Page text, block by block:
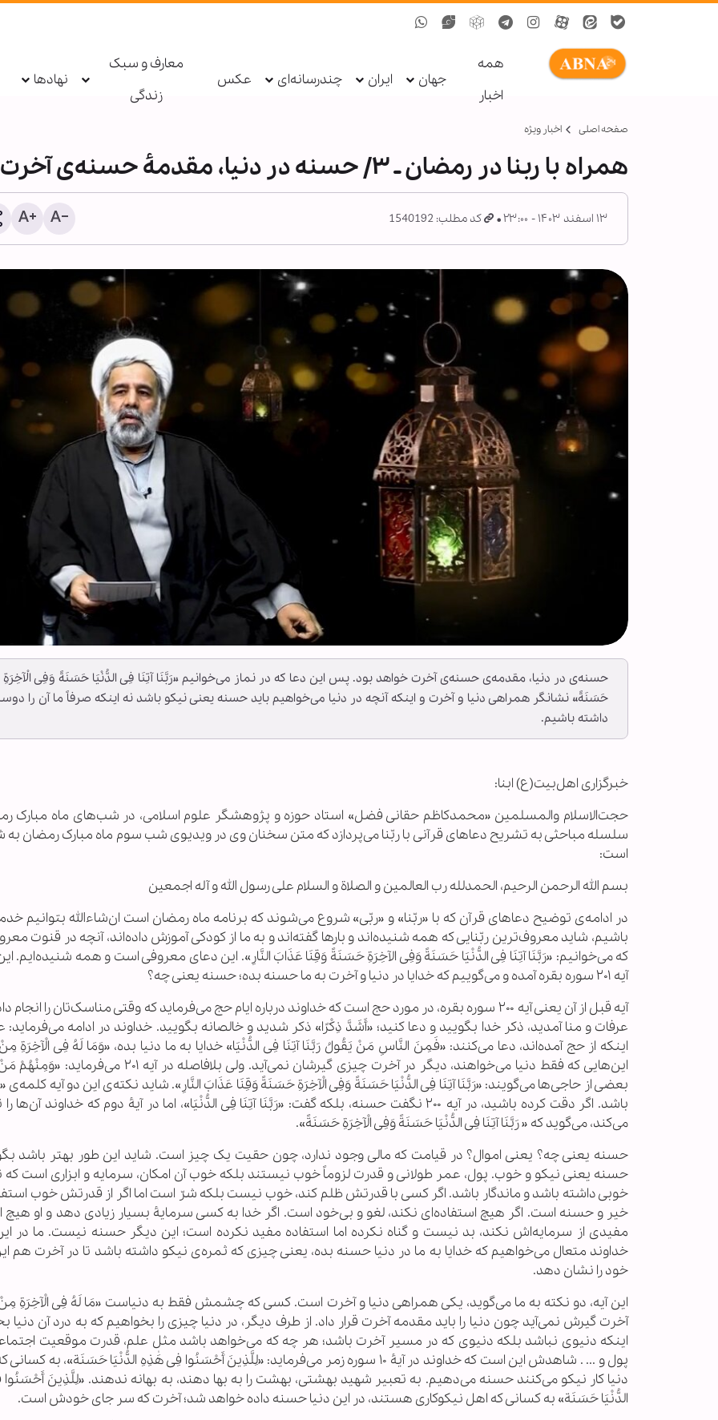
همه
اخبار
جهان ایران چندرسانه‌ای عکس
معارف و سبک
زندگی
نهادها
صفحه اصلی اخبار ویژه
همراه با ربنا در رمضان ـ ۳/ حسنه‌ در دنیا، مقدمۀ حسنه‌ی آخرت
۱۳ اسفند ۱۴۰۳ - ۲۳:۰۰ کد مطلب: 1540192
حسنه‌ی در دنیا، مقدمه‌ی حسنه‌ی آخرت خواهد بود. پس این دعا که در نماز می‌خوانیم «رَبَّنَا آتِنَا فِی الدُّنْیَا حَسَنَةً وَفِی الْآخِرَةِ
حَسَنَةً» نشانگر همراهی دنیا و آخرت و اینکه آنچه در دنیا می‌خواهیم باید حسنه یعنی نیکو باشد نه اینکه صرفاً ما آن را
داشته باشیم.
خبرگزاری اهل‌بیت(ع) ابنا:
حجت‌الاسلام والمسلمین «محمدکاظم حقانی فضل» استاد حوزه و پژوهشگر علوم اسلامی، در شب‌های ماه مبارک
سلسله مباحثی به تشریح دعاهای قرآنی با ربّنا می‌پردازد که متن سخنان وی در ویدیوی شب سوم ماه مبارک رمضان به
است:
بسم الله الرحمن الرحیم، الحمدلله رب العالمین و الصلاة و السلام علی رسول الله و آله اجمعین
در ادامه‌ی توضیح دعاهای قرآن که با «ربّنا» و «ربّی» شروع می‌شوند که برنامه ماه رمضان است ان‌شاءالله بتوانیم
باشیم، شاید معروف‌ترین ربّنایی که همه شنیده‌اند و بارها گفته‌اند و به ما از کودکی آموزش داده‌اند، آنچه در قنوت
که می‌خوانیم: «رَبَّنَا آتِنَا فِی الدُّنْیَا حَسَنَةً وَفِی الآخِرَةِ حَسَنَةً وَقِنَا عَذَابَ النَّارِ». این دعای معروفی است و همه شنیده‌ایم.
آیه ۲۰۱ سوره بقره آمده و می‌گوییم که خدایا در دنیا و آخرت به ما حسنه بده؛ حسنه یعنی چه؟
آیه قبل از آن یعنی آیه ۲۰۰ سوره بقره، در مورد حج است که خداوند درباره ایام حج می‌فرماید که وقتی مناسک‌تان را انجام
عرفات و منا آمدید، ذکر خدا بگویید و دعا کنید؛ «أَشَدَّ ذِکْرًا» ذکر شدید و خالصانه بگویید. خداوند در ادامه می‌فرماید:
اینکه از حج آمده‌اند، دعا می‌کنند: «فَمِنَ النَّاسِ مَنْ یَقُولُ رَبَّنَا آتِنَا فِی الدُّنْیَا» خدایا به ما دنیا بده، «وَمَا لَهُ فِی الْآخِرَةِ
این‌هایی که فقط دنیا می‌خواهند، دیگر در آخرت چیزی گیرشان نمی‌آید. ولی بلافاصله در
بعضی از حاجی‌ها می‌گویند: «رَبَّنَا آتِنَا فِی الدُّنْیَا حَسَنَةً وَفِی الْآخِرَةِ حَسَنَةً وَقِنَا عَذَابَ النَّارِ». شاید نکته‌ی این دو آیه
باشد. اگر دقت کرده باشید، در آیه ۲۰۰ نگفت حسنه، بلکه گفت: «رَبَّنَا آتِنَا فِی الدُّنْیَا»، اما در آیۀ دوم که خداوند
می‌کند، می‌گوید که « رَبَّنَا آتِنَا فِی الدُّنْیَا حَسَنَةً وَفِی الْآخِرَةِ حَسَنَةً».
حسنه یعنی چه؟ یعنی اموال؟ در قیامت که مالی وجود ندارد، چون حقیت یک چیز است. شاید این طور بهتر باشد
حسنه یعنی نیکو و خوب. پول، عمر طولانی و قدرت لزوماً خوب نیستند بلکه خوب آن امکان، سرمایه و ابزاری است
خوبی داشته باشد و ماندگار باشد. اگر کسی با قدرتش ظلم کند، خوب نیست بلکه شرّ است اما اگر از قدرتش خوب
خیر و حسنه است. اگر هیچ استفاده‌ای نکند، لغو و بی‌خود است. اگر خدا به کسی سرمایۀ ‌بسیار زیادی دهد و او هیچ
مفیدی از سرمایه‌اش نکند، بد نیست و گناه نکرده اما استفاده مفید نکرده است؛ این دیگر حسنه نیست. ما در
خداوند متعال می‌خواهیم که خدایا به ما در دنیا حسنه بده، یعنی چیزی که ثمره‌ی نیکو داشته باشد تا در آخرت هم
خود را نشان دهد.
این آیه، دو نکته به ما می‌گوید، یکی همراهی دنیا و آخرت است. کسی که چشمش فقط به دنیاست «مَا لَهُ فِی الْآخِرَةِ
آخرت گیرش نمی‌آید چون دنیا را باید مقدمه آخرت قرار داد. از طرف دیگر، در دنیا چیزی را بخواهیم که به درد آن دنیا
اینکه دنیوی نباشد بلکه دنیوی که در مسیر آخرت باشد؛ هر چه که می‌خواهد باشد مثل علم، قدرت موقعیت
پول و ... . شاهدش این است که خداوند در آیۀ ۱۰ سوره زمر می‌فرماید: «لِلَّذِینَ أَحْسَنُوا فِی هَٰذِهِ الدُّنْیَا حَسَنَة»، به
دنیا کار نیکو می‌کنند حسنه می‌دهیم. به تعبیر شهید بهشتی، بهشت را به بها دهند، به بهانه ندهند. «لِلَّذِینَ
الدُّنْیَا حَسَنَة» به کسانی که اهل نیکوکاری هستند، در این دنیا حسنه داده خواهد شد؛ آخرت که سر جای خودش است.
قالیباف: خبرنگاران
هستند که سنگرشان
سلاح‌شان حقیقت است